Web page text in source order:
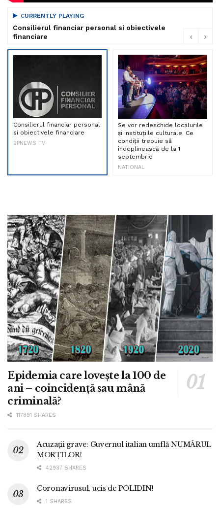
CURRENTLY PLAYING
Consilierul financiar personal si obiectivele
financiare
Consilierul financiar personal
si obiectivele financiare
BPNEWS TV
Se vor redeschide localurile
și instituțiile culturale. Ce
condiții trebuie să
îndeplinească de la 1
septembrie
NATIONAL
Epidemia care lovește la 100 de
ani – coincidență sau mână
criminală?
117891 SHARES
Acuzații grave: Guvernul italian umflă NUMĂRUL
MORȚILOR!
42937 SHARES
Coronavirusul, ucis de POLIDIN!
1 SHARES